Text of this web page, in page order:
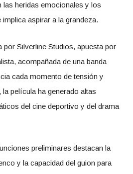
las heridas emocionales y los
aspirar a la grandeza.
por Silverline Studios, apuesta por
acompañada de una banda
cada momento de tensión y
película ha generado altas
del cine deportivo y del drama
preliminares destacan la
y la capacidad del guion para